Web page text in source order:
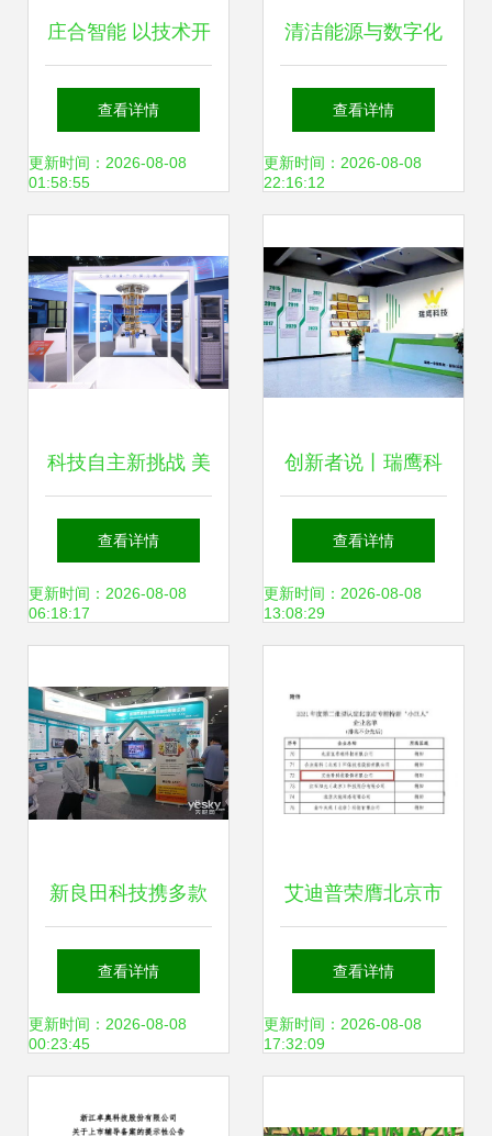
庄合智能 以技术开
发驱动新能源与节
能环保事业
查看详情
更新时间：2026-08-08
01:58:55
清洁能源与数字化
智能化技术深度融
合 环保科技领域的
关方向
查看详情
更新时间：2026-08-08
22:16:12
科技自主新挑战 美
国对华半导体、量
子计算与AI投资限
何破局
查看详情
更新时间：2026-08-08
06:18:17
创新者说丨瑞鹰科
技夏继平 以技术为
笔，将绿色基因深
查看详情
更新时间：2026-08-08
13:08:29
新良田科技携多款
高拍仪亮相第十九
届高交会，以技术
查看详情
更新时间：2026-08-08
00:23:45
艾迪普荣膺北京市
专精特新“小巨
人”称号，环保科技
查看详情
更新时间：2026-08-08
17:32:09